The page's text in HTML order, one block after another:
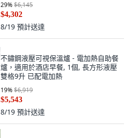
29%$6,145
$4,302
8/19 預計送達
不鏽鋼液壓可視保溫爐 - 電加熱自助餐
爐，適用於酒店早餐, 1個, 長方形液壓
雙格9升 已配電加熱
19%$6,919
$5,543
8/19 預計送達